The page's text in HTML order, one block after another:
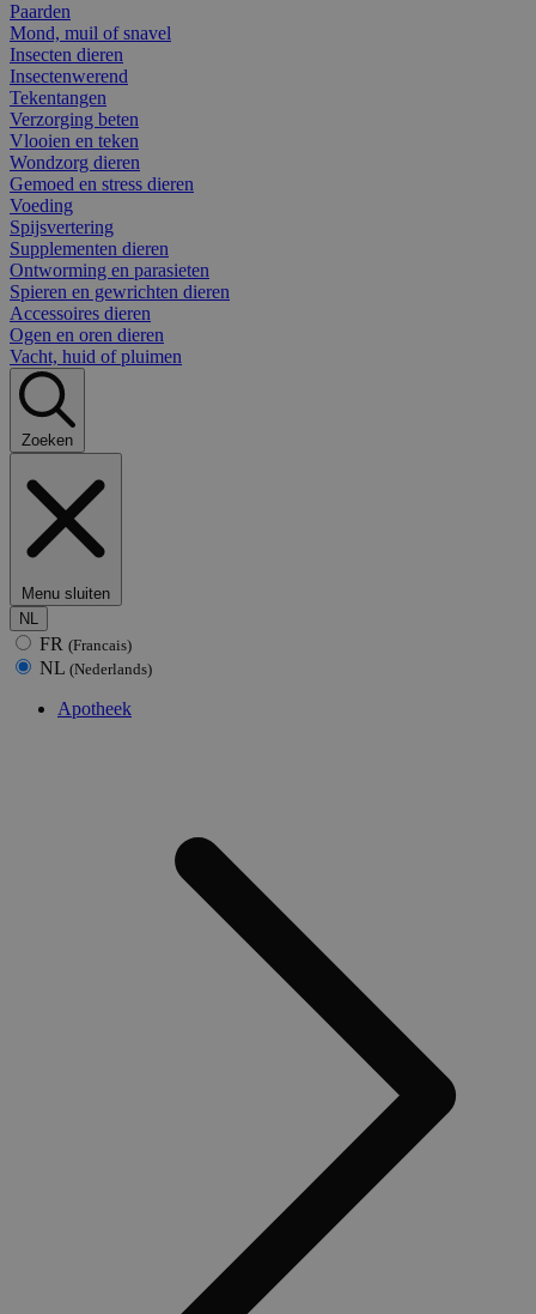
Paarden
Mond, muil of snavel
Insecten dieren
Insectenwerend
Tekentangen
Verzorging beten
Vlooien en teken
Wondzorg dieren
Gemoed en stress dieren
Voeding
Spijsvertering
Supplementen dieren
Ontworming en parasieten
Spieren en gewrichten dieren
Accessoires dieren
Ogen en oren dieren
Vacht, huid of pluimen
Zoeken
Menu sluiten
NL
FR (Francais)
NL (Nederlands)
Apotheek